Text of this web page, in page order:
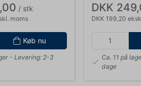
/ stk
moms
Køb nu
- Levering: 2-3
DKK
DKK 199,20
Ca. 11 på
dage